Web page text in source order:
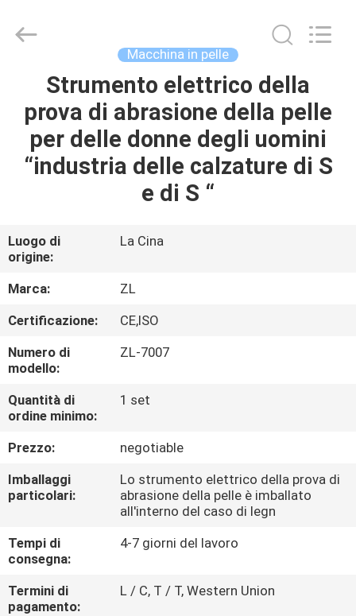
CASA
PRODOTTI
CIRCA
NOI
GIRO
DELLA
FABBRICA
CONTROLLO
DI
QUALITÀ
CONTATTICI
NOTIZIE
Instrument
Technology
Macchina in pelle
Strumento elettrico della
prova di abrasione della pelle
per delle donne degli uomini
“industria delle calzature di S
e di S “
Luogo di
origine:
La Cina
Marca:
ZL
Certificazione:
CE,ISO
Numero di
modello:
ZL-7007
Quantità di
ordine minimo:
1 set
Prezzo:
negotiable
Imballaggi
particolari:
Lo strumento elettrico della prova di
abrasione della pelle è imballato
all'interno del caso di legn
Tempi di
consegna:
4-7 giorni del lavoro
Termini di
pagamento:
L / C, T / T, Western Union